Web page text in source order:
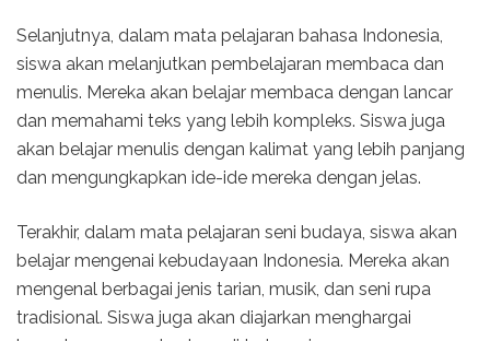
Selanjutnya, dalam mata pelajaran bahasa Indonesia,
siswa akan melanjutkan pembelajaran membaca dan
menulis. Mereka akan belajar membaca dengan lancar
dan memahami teks yang lebih kompleks. Siswa juga
akan belajar menulis dengan kalimat yang lebih panjang
dan mengungkapkan ide-ide mereka dengan jelas.
Terakhir, dalam mata pelajaran seni budaya, siswa akan
belajar mengenai kebudayaan Indonesia. Mereka akan
mengenal berbagai jenis tarian, musik, dan seni rupa
tradisional. Siswa juga akan diajarkan menghargai